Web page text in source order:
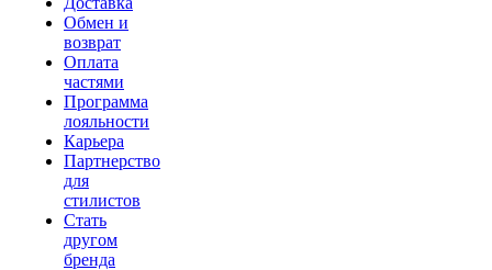
Обмен и
возврат
Оплата
частями
Программа
лояльности
Карьера
Партнерство
для
стилистов
Стать
другом
бренда